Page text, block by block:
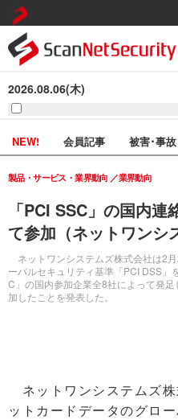
2026.08.06(木)
NEW! 会員記事 被害･事故
「PCI SSC」の国内
て参加（ネットワンシ
ネットワンシステムズ株式会社は2
ーバルセキュリティ基準「PCI DSS」
C」の国内参加企業全8社によって発
加したことを発表した。
製品・サービス・業界動向 業界動向
ネットワンシステムズ
ットカードデータのグロ